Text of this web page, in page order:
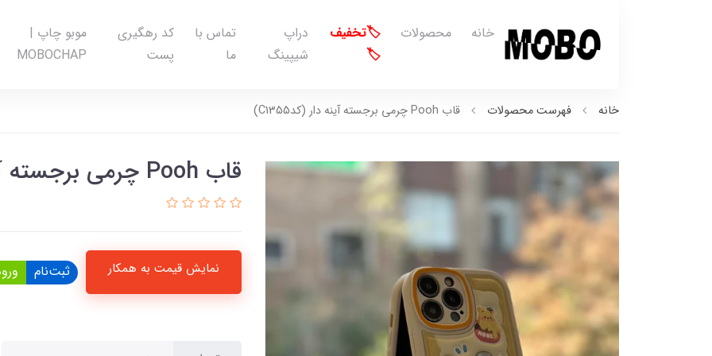
خانه محصولات
🏷️تخفیف
🏷️
دراپ
شیپینگ
تماس با
ما
کد رهگیری
پست
موبو چاپ |
MOBOCHAP
خانه فهرست محصولات قاب Pooh چرمی برجسته آینه دار (کدC1355)
قاب Pooh چرمی برجسته آینه دار (کدC1355)
نمایش قیمت به همکار ثبت‌نام